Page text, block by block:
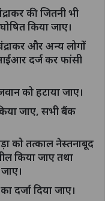
की जितनी भी
किया जाए।
और अन्य लोगों
दर्ज कर फांसी
को हटाया जाए।
जाए, सभी बैंक
को तत्काल नेस्तनाबूद
किया जाए तथा
दर्जा दिया जाए।